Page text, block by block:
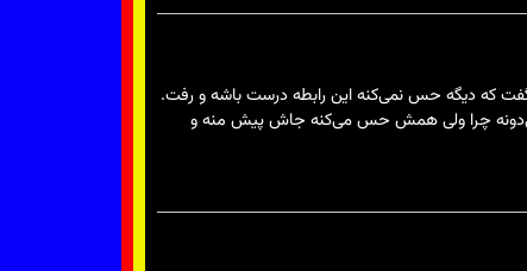
که دیگه حس نمی‌کنه این رابطه درست باشه و رفت.
نمی‌دونه چرا ولی همش حس می‌کنه جاش پیش منه و